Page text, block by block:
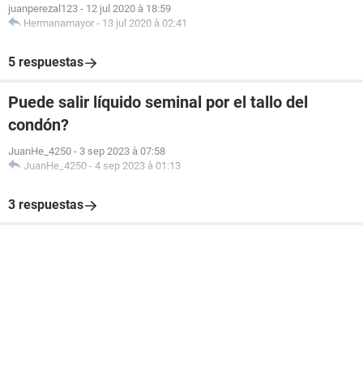
juanperezal123 - 12 jul 2020 à 18:59
Hermanamayor - 13 jul 2020 à 02:41
5 respuestas
Puede salir líquido seminal por el tallo del
condón?
JuanHe_4250 - 3 sep 2023 à 07:58
JuanHe_4250 - 4 sep 2023 à 01:13
3 respuestas